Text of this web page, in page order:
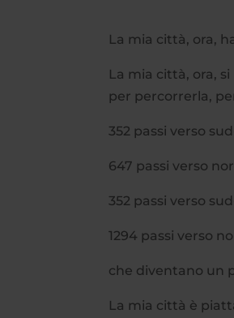
La mia città, ora,
La mia città, ora,
per percorrerla,
352 passi verso
647 passi verso
352 passi verso
1294 passi verso
che diventano un
La mia città è